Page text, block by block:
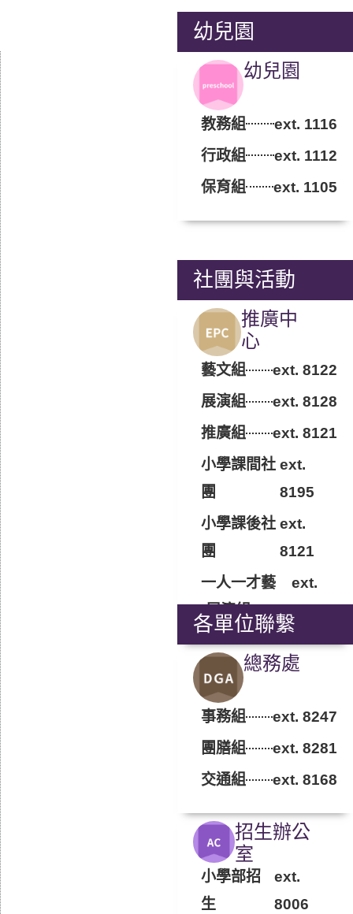
幼兒園
幼兒園
教務組
ext. 1116
行政組
ext. 1112
保育組
ext. 1105
社團與活動
推廣中
心
藝文組
ext. 8122
展演組
ext. 8128
推廣組
ext. 8121
小學課間社
團
ext.
8195
小學課後社
團
ext.
8121
一人一才藝
(展演組)
ext.
8128
各單位聯繫
總務處​
事務組
ext. 8247
團膳組
ext. 8281
交通組
ext. 8168
招生辦公
室​
小學部招
生
ext.
8006